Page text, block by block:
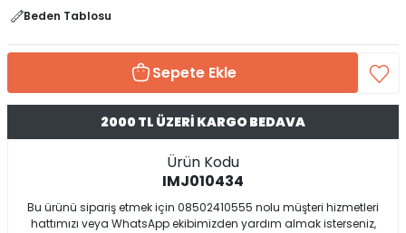
Beden Tablosu
Sepete Ekle
2000 TL ÜZERİ KARGO BEDAVA
Ürün Kodu
IMJ010434
Bu ürünü sipariş etmek için 08502410555 nolu müşteri hizmetleri
hattımızı veya WhatsApp ekibimizden yardım almak isterseniz,